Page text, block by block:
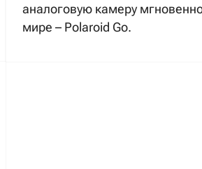
аналоговую камеру
мире – Polaroid Go.